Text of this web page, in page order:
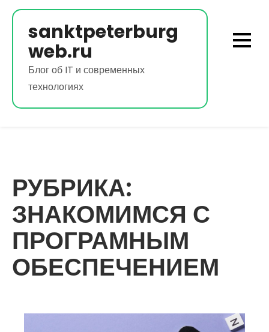
Перейти
содержимому
sanktpeterburg
web.ru
Блог об IT и современных
технологиях
РУБРИКА:
ЗНАКОМИМСЯ С
ПРОГРАМНЫМ
ОБЕСПЕЧЕНИЕМ